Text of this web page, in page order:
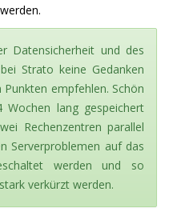
Datensicherheit und des
Strato keine Gedanken
empfehlen. Schön
lang gespeichert
Rechenzentren parallel
Serverproblemen auf das
werden und so
verkürzt werden.